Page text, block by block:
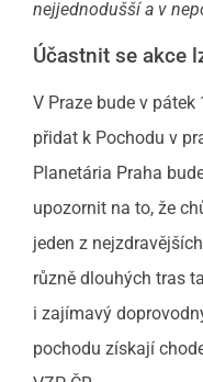
nejjednodušší a v
Účastnit se akce
V Praze bude v
přidat k Pochodu v
Planetária Praha
upozornit na to, že
jeden z
různě dlouhých tras
i zajímavý
pochodu získají